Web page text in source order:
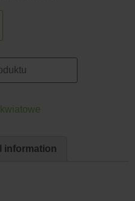
information